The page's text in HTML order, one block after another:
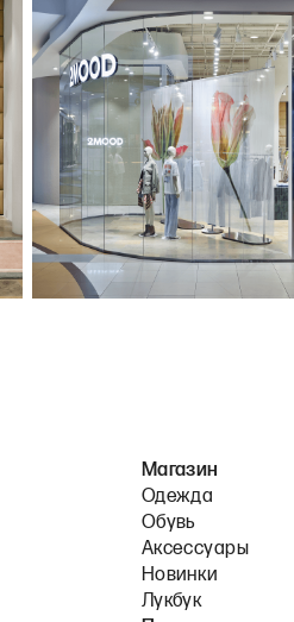
Магазин
Одежда
Обувь
Аксессуары
Новинки
Лукбук